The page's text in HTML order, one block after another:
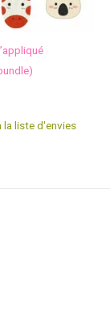
la liste d'envies